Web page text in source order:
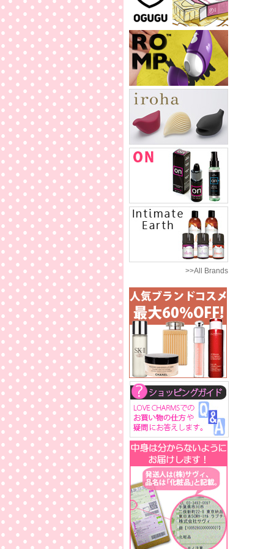
>>All Brands